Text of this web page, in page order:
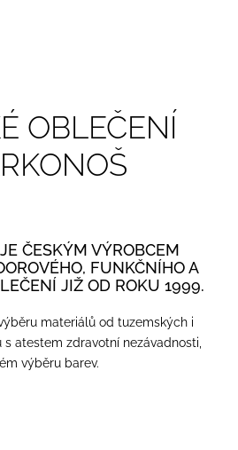
OBLEČENÍ
ČESKÝM VÝROBCEM
FUNKČNÍHO A
JIŽ OD ROKU 1999.
materiálů od tuzemských i
atestem zdravotní nezávadnosti,
výběru barev.